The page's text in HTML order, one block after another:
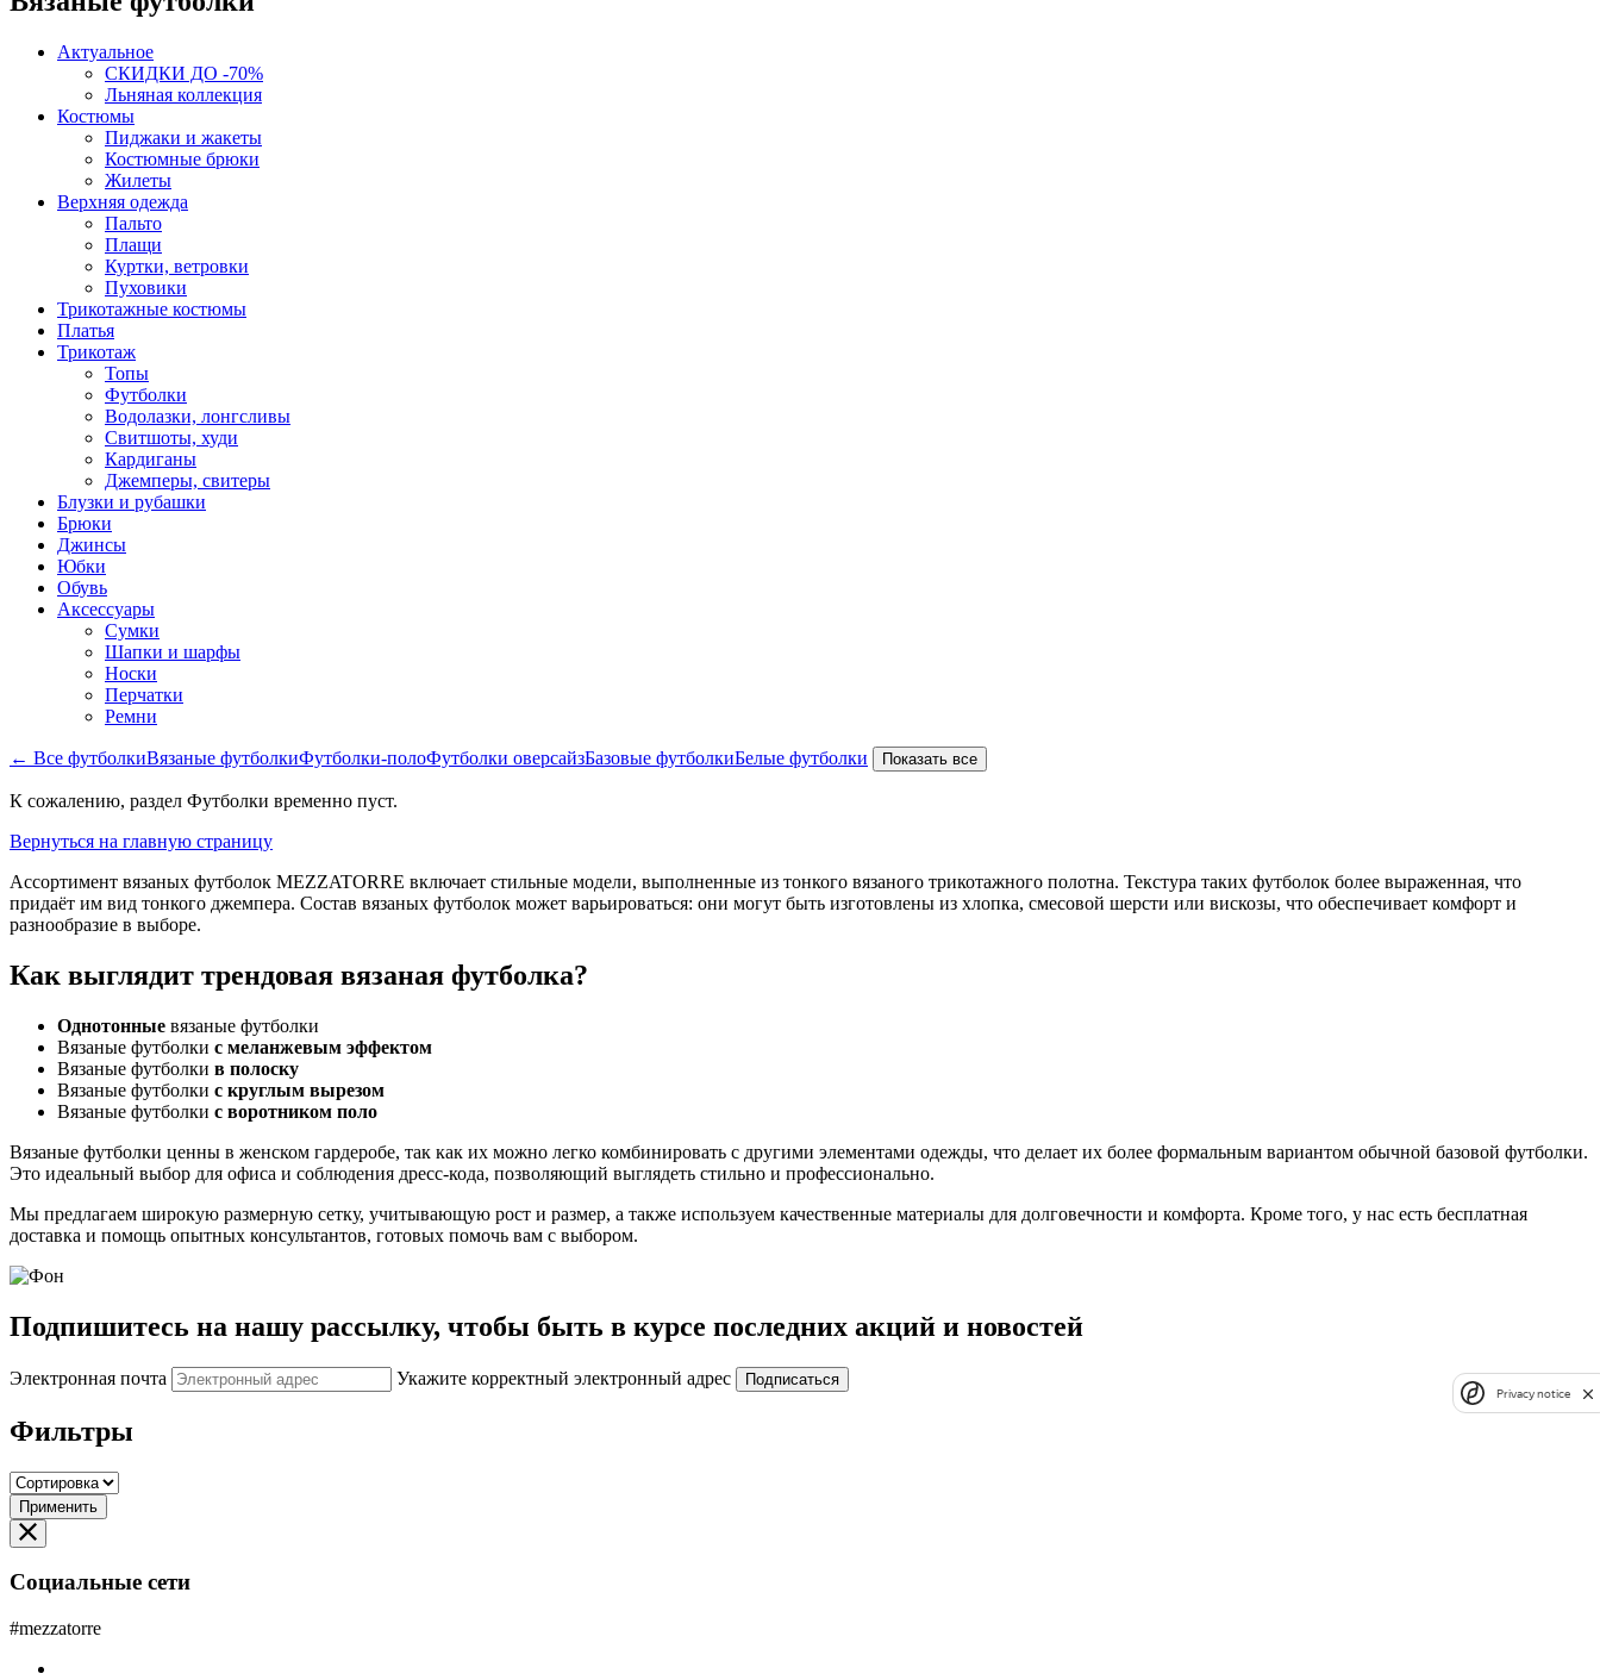
Актуальное
СКИДКИ ДО -70%
Льняная коллекция
Костюмы
Пиджаки и жакеты
Костюмные брюки
Жилеты
Верхняя одежда
Пальто
Плащи
Куртки, ветровки
Пуховики
Трикотажные костюмы
Платья
Трикотаж
Топы
Футболки
Водолазки, лонгсливы
Свитшоты, худи
Кардиганы
Джемперы, свитеры
Блузки и рубашки
Брюки
Джинсы
Юбки
Обувь
Аксессуары
Сумки
Шапки и шарфы
Носки
Перчатки
Ремни
← Все футболкиВязаные футболкиФутболки-полоФутболки оверсайзБазовые футболкиБелые футболки Показать все
К сожалению, раздел Футболки временно пуст.
Вернуться на главную страницу
Ассортимент вязаных футболок MEZZATORRE включает стильные модели, выполненные из тонкого вязаного трикотажного полотна. Текстура таких футболок более выраженная, что
придаёт им вид тонкого джемпера. Состав вязаных футболок может варьироваться: они могут быть изготовлены из хлопка, смесовой шерсти или вискозы, что обеспечивает комфорт и
разнообразие в выборе.
Как выглядит трендовая вязаная футболка?
Однотонные вязаные футболки
Вязаные футболки с меланжевым эффектом
Вязаные футболки в полоску
Вязаные футболки с круглым вырезом
Вязаные футболки с воротником поло
Вязаные футболки ценны в женском гардеробе, так как их можно легко комбинировать с другими элементами одежды, что делает их более формальным вариантом обычной базовой футболки.
Это идеальный выбор для офиса и соблюдения дресс-кода, позволяющий выглядеть стильно и профессионально.
Мы предлагаем широкую размерную сетку, учитывающую рост и размер, а также используем качественные материалы для долговечности и комфорта. Кроме того, у нас есть бесплатная
доставка и помощь опытных консультантов, готовых помочь вам с выбором.
Подпишитесь на нашу рассылку, чтобы быть в курсе последних акций и новостей
Электронная почта Укажите корректный электронный адрес Подписаться
Фильтры
Применить
Социальные сети
#mezzatorre
Privacy notice